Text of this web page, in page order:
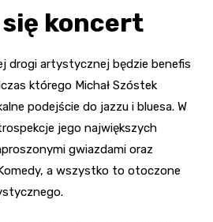
koncert
drogi artystycznej będzie benefis
którego Michał Szóstek
podejście do jazzu i bluesa. W
jego największych
gwiazdami oraz
a wszystko to otoczone